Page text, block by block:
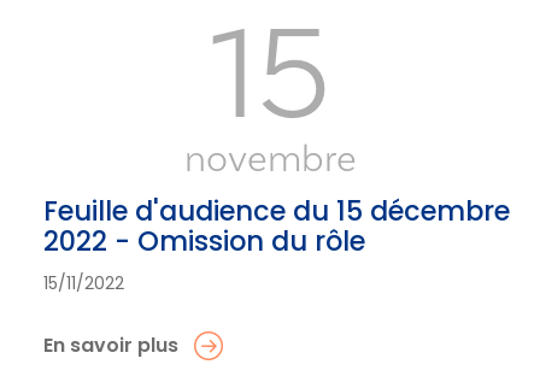
15
novembre
Feuille d'audience du 15 décembre
2022 - Omission du rôle
15/11/2022
En savoir plus